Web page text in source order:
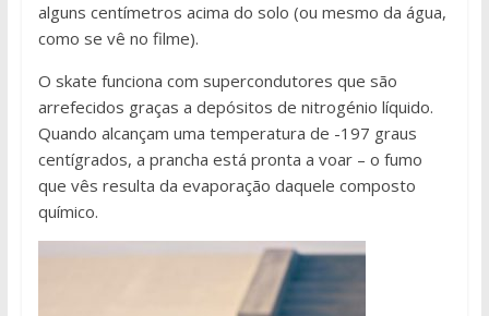
alguns centímetros acima do solo (ou mesmo da água,
como se vê no filme).
O skate funciona com supercondutores que são
arrefecidos graças a depósitos de nitrogénio líquido.
Quando alcançam uma temperatura de -197 graus
centígrados, a prancha está pronta a voar – o fumo
que vês resulta da evaporação daquele composto
químico.